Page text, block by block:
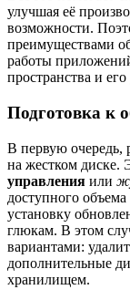
улучшая её
возможности.
преимуществами
работы
пространства и
Подготовка к
В первую очередь,
на жестком диске.
управления или
доступного
установку
глюкам. В этом
вариантами:
дополнительные
хранилищем.